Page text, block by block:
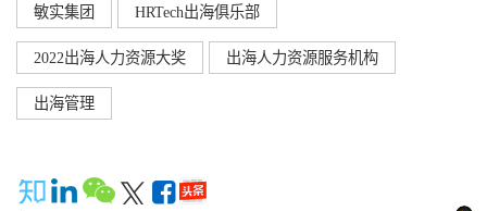
敏实集团 HRTech出海俱乐部
2022出海人力资源大奖 出海人力资源服务机构
出海管理